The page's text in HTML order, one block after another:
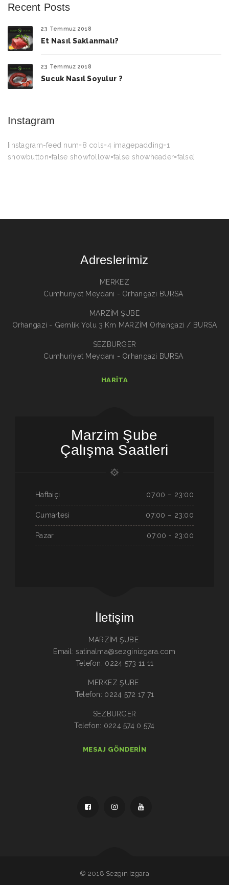
Recent Posts
23 Temmuz 2018
Et Nasıl Saklanmalı?
23 Temmuz 2018
Sucuk Nasıl Soyulur ?
Instagram
[instagram-feed num=8 cols=4 imagepadding=1
showbutton=false showfollow=false showheader=false]
Adreslerimiz
MERKEZ
Cumhuriyet Meydanı - Orhangazi BURSA
MARZİM ŞUBE
Orhangazi - Gemlik Yolu 3.Km MARZİM Orhangazi / BURSA
SEZBURGER
Cumhuriyet Meydanı - Orhangazi BURSA
HARITA
Marzim Şube
Çalışma Saatleri
Haftaiçi 07.00 – 23:00
Cumartesi 07:00 – 23:00
Pazar 07:00 - 23:00
İletişim
MARZİM ŞUBE
Email: satinalma@sezginizgara.com
Telefon: 0224 573 11 11
MERKEZ ŞUBE
Telefon: 0224 572 17 71
SEZBURGER
Telefon: 0224 574 0 574
MESAJ GÖNDERIN
© 2018 Sezgin Izgara